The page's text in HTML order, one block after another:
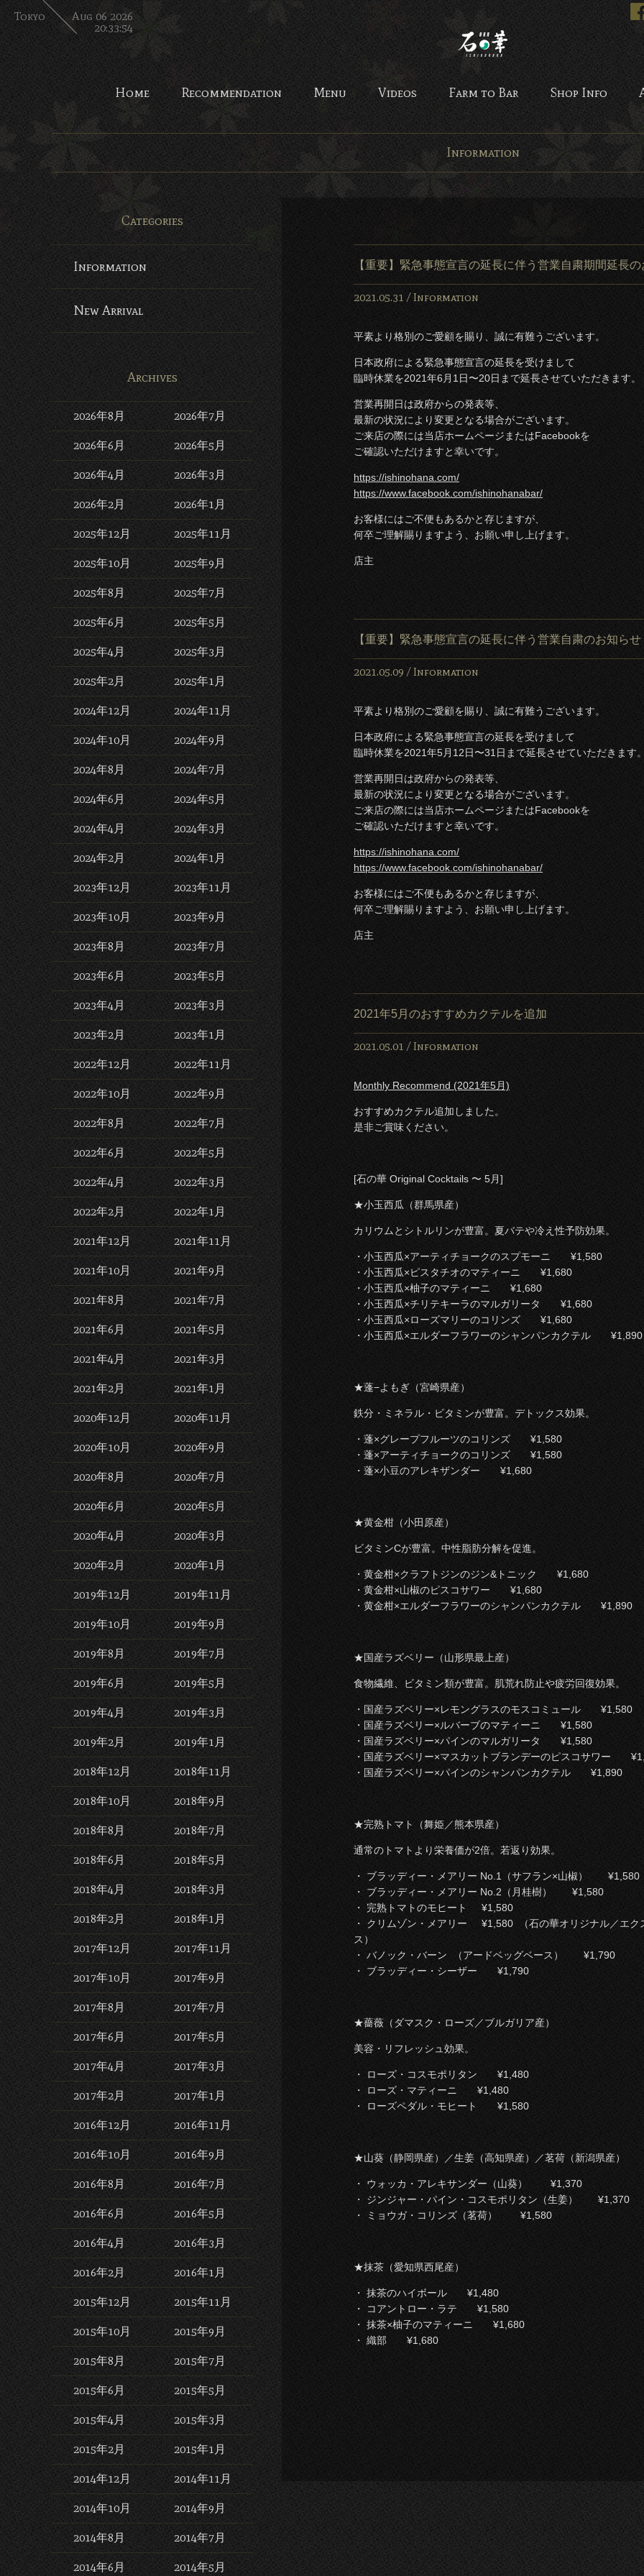
Bar 石の華 -BAR
Home Recommendation Menu Videos Farm to Bar Shop Info
Information
【重要】緊急事態宣言の延長に伴う営業自粛期間延長
2021.05.31 /Information
平素より格別のご愛顧を賜り、誠に有難うございます。
日本政府による緊急事態宣言の延長を受けまして
臨時休業を2021年6月1日〜20日まで延長させていただきます。
営業再開日は政府からの発表等、
最新の状況により変更となる場合がございます。
ご来店の際には当店ホームページまたはFacebookを
ご確認いただけますと幸いです。
https://ishinohana.com/
https://www.facebook.com/ishinohanabar/
お客様にはご不便もあるかと存じますが、
何卒ご理解賜りますよう、お願い申し上げます。
店主
【重要】緊急事態宣言の延長に伴う営業自粛のお知らせ
2021.05.09 /Information
平素より格別のご愛顧を賜り、誠に有難うございます。
日本政府による緊急事態宣言の延長を受けまして
臨時休業を2021年5月12日〜31日まで延長させていただきます
営業再開日は政府からの発表等、
最新の状況により変更となる場合がございます。
ご来店の際には当店ホームページまたはFacebookを
ご確認いただけますと幸いです。
https://ishinohana.com/
https://www.facebook.com/ishinohanabar/
お客様にはご不便もあるかと存じますが、
何卒ご理解賜りますよう、お願い申し上げます。
店主
2021年5月のおすすめカクテルを追加
2021.05.01 /Information
Monthly Recommend (2021年5月)
おすすめカクテル追加しました。
是非ご賞味ください。
[石の華 Original Cocktails 〜 5月]
★小玉西瓜（群馬県産）
カリウムとシトルリンが豊富。夏バテや冷え性予防効果。
・小玉西瓜×アーティチョークのスプモーニ ¥1,580
・小玉西瓜×ピスタチオのマティーニ ¥1,680
・小玉西瓜×柚子のマティーニ ¥1,680
・小玉西瓜×チリテキーラのマルガリータ ¥1,680
・小玉西瓜×ローズマリーのコリンズ ¥1,680
・小玉西瓜×エルダーフラワーのシャンパンカクテル ¥1,890
★蓬−よもぎ（宮崎県産）
鉄分・ミネラル・ビタミンが豊富。デトックス効果。
・蓬×グレープフルーツのコリンズ ¥1,580
・蓬×アーティチョークのコリンズ ¥1,580
・蓬×小豆のアレキザンダー ¥1,680
★黄金柑（小田原産）
ビタミンCが豊富。中性脂肪分解を促進。
・黄金柑×クラフトジンのジン&トニック ¥1,680
・黄金柑×山椒のピスコサワー ¥1,680
・黄金柑×エルダーフラワーのシャンパンカクテル ¥1,890
★国産ラズベリー（山形県最上産）
食物繊維、ビタミン類が豊富。肌荒れ防止や疲労回復効果。
・国産ラズベリー×レモングラスのモスコミュール ¥1,580
・国産ラズベリー×ルバーブのマティーニ ¥1,580
・国産ラズベリー×パインのマルガリータ ¥1,580
・国産ラズベリー×マスカットブランデーのピスコサワー
・国産ラズベリー×パインのシャンパンカクテル ¥1,890
★完熟トマト（舞姫／熊本県産）
通常のトマトより栄養価が2倍。若返り効果。
・ ブラッディー・メアリー No.1（サフラン×山椒） ¥1,580
・ ブラッディー・メアリー No.2（月桂樹） ¥1,580
・ 完熟トマトのモヒート ¥1,580
・ クリムゾン・メアリー ¥1,580 （石の華オリジナル／エク
ス）
・ バノック・バーン （アードベッグベース） ¥1,790
・ ブラッディー・シーザー ¥1,790
★薔薇（ダマスク・ローズ／ブルガリア産）
美容・リフレッシュ効果。
・ ローズ・コスモポリタン ¥1,480
・ ローズ・マティーニ ¥1,480
・ ローズペダル・モヒート ¥1,580
★山葵（静岡県産）／生姜（高知県産）／茗荷（新潟県産）
・ ウォッカ・アレキサンダー（山葵） ¥1,370
・ ジンジャー・パイン・コスモポリタン（生姜） ¥1,370
・ ミョウガ・コリンズ（茗荷） ¥1,580
★抹茶（愛知県西尾産）
・ 抹茶のハイボール ¥1,480
・ コアントロー・ラテ ¥1,580
・ 抹茶×柚子のマティーニ ¥1,680
・ 織部 ¥1,680
Categories
Information
New Arrival
Archives
2026年8月 2026年7月
2026年6月 2026年5月
2026年4月 2026年3月
2026年2月 2026年1月
2025年12月 2025年11月
2025年10月 2025年9月
2025年8月 2025年7月
2025年6月 2025年5月
2025年4月 2025年3月
2025年2月 2025年1月
2024年12月 2024年11月
2024年10月 2024年9月
2024年8月 2024年7月
2024年6月 2024年5月
2024年4月 2024年3月
2024年2月 2024年1月
2023年12月 2023年11月
2023年10月 2023年9月
2023年8月 2023年7月
2023年6月 2023年5月
2023年4月 2023年3月
2023年2月 2023年1月
2022年12月 2022年11月
2022年10月 2022年9月
2022年8月 2022年7月
2022年6月 2022年5月
2022年4月 2022年3月
2022年2月 2022年1月
2021年12月 2021年11月
2021年10月 2021年9月
2021年8月 2021年7月
2021年6月 2021年5月
2021年4月 2021年3月
2021年2月 2021年1月
2020年12月 2020年11月
2020年10月 2020年9月
2020年8月 2020年7月
2020年6月 2020年5月
2020年4月 2020年3月
2020年2月 2020年1月
2019年12月 2019年11月
2019年10月 2019年9月
2019年8月 2019年7月
2019年6月 2019年5月
2019年4月 2019年3月
2019年2月 2019年1月
2018年12月 2018年11月
2018年10月 2018年9月
2018年8月 2018年7月
2018年6月 2018年5月
2018年4月 2018年3月
2018年2月 2018年1月
2017年12月 2017年11月
2017年10月 2017年9月
2017年8月 2017年7月
2017年6月 2017年5月
2017年4月 2017年3月
2017年2月 2017年1月
2016年12月 2016年11月
2016年10月 2016年9月
2016年8月 2016年7月
2016年6月 2016年5月
2016年4月 2016年3月
2016年2月 2016年1月
2015年12月 2015年11月
2015年10月 2015年9月
2015年8月 2015年7月
2015年6月 2015年5月
2015年4月 2015年3月
2015年2月 2015年1月
2014年12月 2014年11月
2014年10月 2014年9月
2014年8月 2014年7月
2014年6月 2014年5月
Tokyo
Aug 06 2026
20:33:55